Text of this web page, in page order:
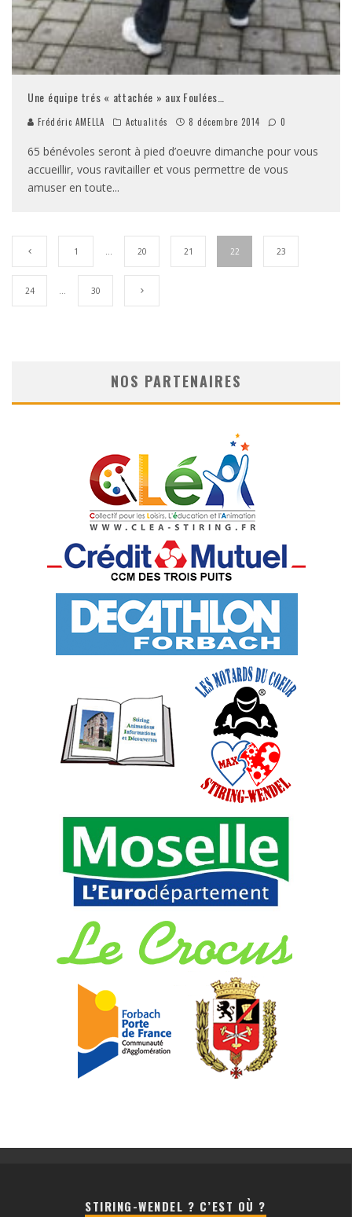
Une équipe trés « attachée » aux Foulées…
Frédéric AMELLA Actualités 8 décembre 2014 0
65 bénévoles seront à pied d’oeuvre dimanche pour vous
accueillir, vous ravitailler et vous permettre de vous
amuser en toute...
1 … 20 21 22 23
24 … 30
NOS PARTENAIRES
STIRING-WENDEL ? C’EST OÙ ?